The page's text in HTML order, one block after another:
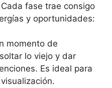
fase trae consigo
y oportunidades:
momento de
lo viejo y dar
Es ideal para